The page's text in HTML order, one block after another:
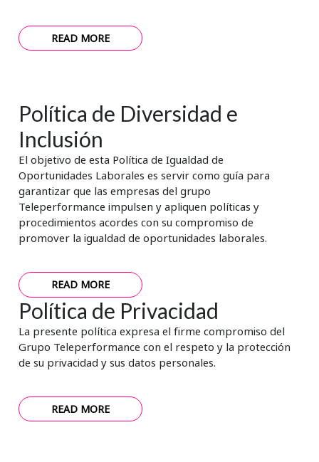
READ MORE
Política de Diversidad e
Inclusión
El objetivo de esta Política de Igualdad de
Oportunidades Laborales es servir como guía para
garantizar que las empresas del grupo
Teleperformance impulsen y apliquen políticas y
procedimientos acordes con su compromiso de
promover la igualdad de oportunidades laborales.
READ MORE
Política de Privacidad
La presente política expresa el firme compromiso del
Grupo Teleperformance con el respeto y la protección
de su privacidad y sus datos personales.
READ MORE